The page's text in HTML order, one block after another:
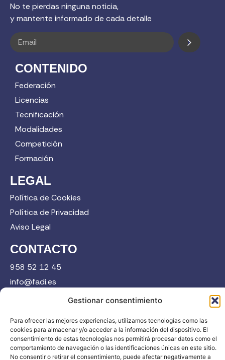
Gestionar consentimiento
Para ofrecer las mejores experiencias, utilizamos tecnologías como las
cookies para almacenar y/o acceder a la información del dispositivo. El
consentimiento de estas tecnologías nos permitirá procesar datos como el
comportamiento de navegación o las identificaciones únicas en este sitio.
No consentir o retirar el consentimiento, puede afectar negativamente a
No te pierdas ninguna noticia,
y mantente informado de cada detalle
CONTENIDO
Federación
Licencias
Tecnificación
Modalidades
Competición
Formación
LEGAL
Política de Cookies
Política de Privacidad
Aviso Legal
CONTACTO
958 52 12 45
info@fadi.es
C/ Carmen de Burgos, 14, 18008 Granada
Contacta